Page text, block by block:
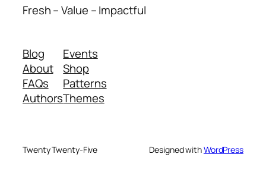
Fresh – Value – Impactful
Blog
About
FAQs
Authors
Events
Shop
Patterns
Themes
Twenty Twenty-Five Designed withWordPress